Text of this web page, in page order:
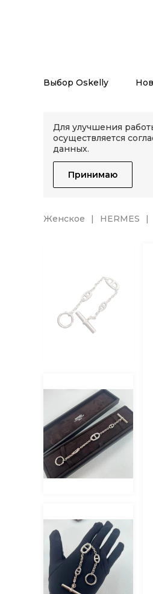
Выбор Oskelly
Для улучшения
осуществляется
данных.
Принимаю
Женское HERMES